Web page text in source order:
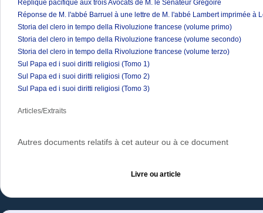
Réplique pacifique aux trois Avocats de M. le Sénateur Grégoire
Réponse de M. l'abbé Barruel à une lettre de M. l'abbé Lambert imprimée à
Storia del clero in tempo della Rivoluzione francese (volume primo)
Storia del clero in tempo della Rivoluzione francese (volume secondo)
Storia del clero in tempo della Rivoluzione francese (volume terzo)
Sul Papa ed i suoi diritti religiosi (Tomo 1)
Sul Papa ed i suoi diritti religiosi (Tomo 2)
Sul Papa ed i suoi diritti religiosi (Tomo 3)
Articles/Extraits
Autres documents relatifs à cet auteur ou à ce document
Livre ou article